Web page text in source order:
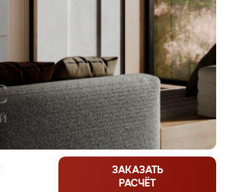
ЗАКАЗАТЬ
РАСЧЁТ